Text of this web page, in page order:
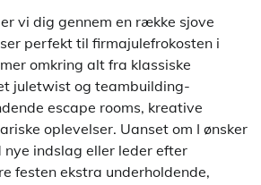
vi dig gennem en række sjove
perfekt til firmajulefrokosten i
omkring alt fra klassiske
juletwist og teambuilding-
escape rooms, kreative
oplevelser. Uanset om I ønsker
indslag eller leder efter
festen ekstra underholdende,